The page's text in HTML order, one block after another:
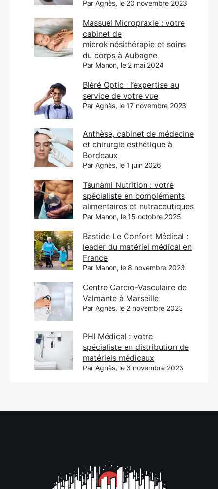
Par Agnès, le 20 novembre 2023
Massuel Micropraxie : votre
cabinet de
microkinésithérapie et soins
du corps à Aubagne
Par Manon, le 2 mai 2024
Bléré Optic : l’expertise au
service de votre vue
Par Agnès, le 17 novembre 2023
Anthèse, cabinet de médecine
et chirurgie esthétique à
Bordeaux
Par Agnès, le 1 juin 2026
Tsunami Nutrition : votre
spécialiste en compléments
alimentaires et nutraceutiques
Par Manon, le 15 octobre 2025
Bastide Le Confort Médical :
leader du matériel médical en
France
Par Manon, le 8 novembre 2023
Centre Cardio-Vasculaire de
Valmante à Marseille
Par Agnès, le 2 novembre 2023
PHI Médical : votre
spécialiste en distribution de
matériels médicaux
Par Agnès, le 3 novembre 2023